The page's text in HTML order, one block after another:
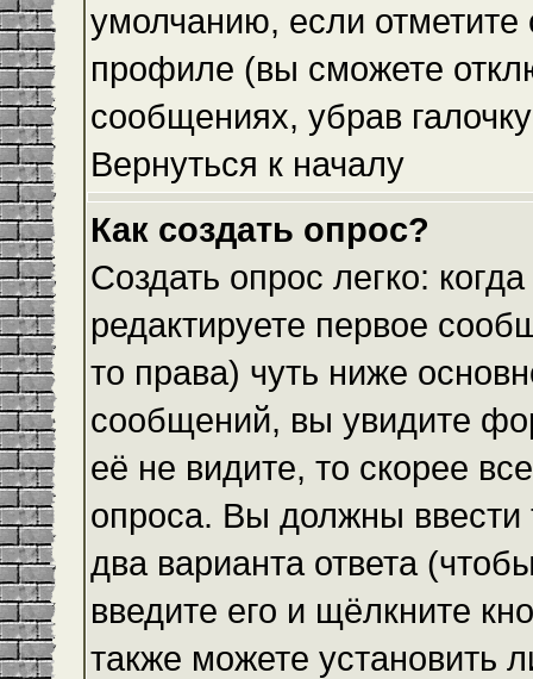
умолчанию, если
профиле (вы сможете
сообщениях, убрав
Вернуться к началу
Как создать опрос?
Создать опрос легко:
редактируете первое
то права) чуть ниже
сообщений, вы увидите
её не видите, то скорее
опроса. Вы должны
два варианта ответа
введите его и щёлкните
также можете установить